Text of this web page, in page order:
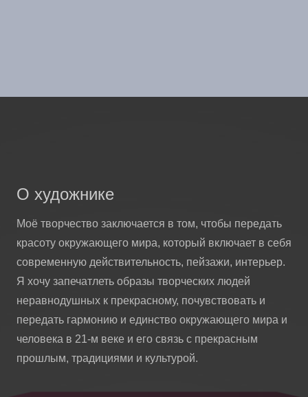
О художнике
Моё творчество заключается в том, чтобы передать
красоту окружающего мира, который включает в себя
современную действительность, пейзажи, интерьер.
Я хочу запечатлеть образы творческих людей
неравнодушных к прекрасному, почувствовать и
передать гармонию и единство окружающего мира и
человека в 21-м веке и его связь с прекрасным
прошлым, традициями и культурой.